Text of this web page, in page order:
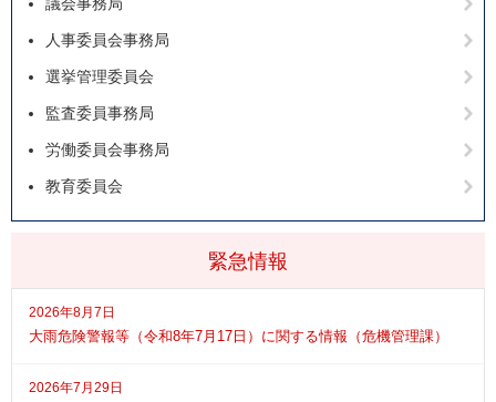
緊急情報
2026年8月7日
大雨危険警報等（令和8年7月17日）に関する情報（危機管理課）
2026年7月29日
人事委員会事務局
選挙管理委員会
監査委員事務局
労働委員会事務局
教育委員会